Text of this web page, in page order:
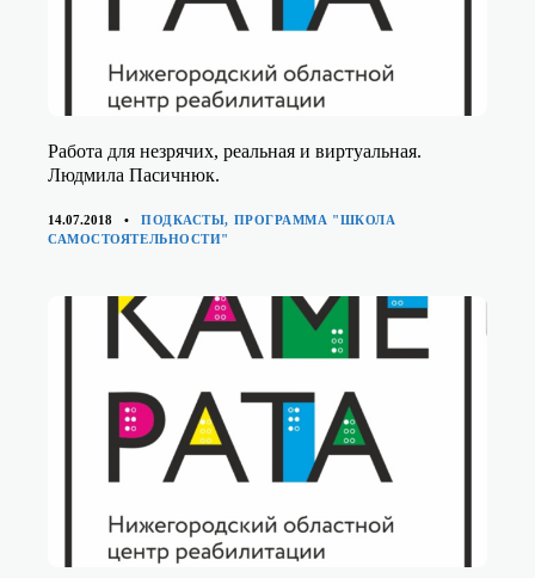
Работа для незрячих, реальная и виртуальная.
Людмила Пасичнюк.
14.07.2018 КАТЕГОРИИ
ПОДКАСТЫ, ПРОГРАММА "ШКОЛА
САМОСТОЯТЕЛЬНОСТИ"